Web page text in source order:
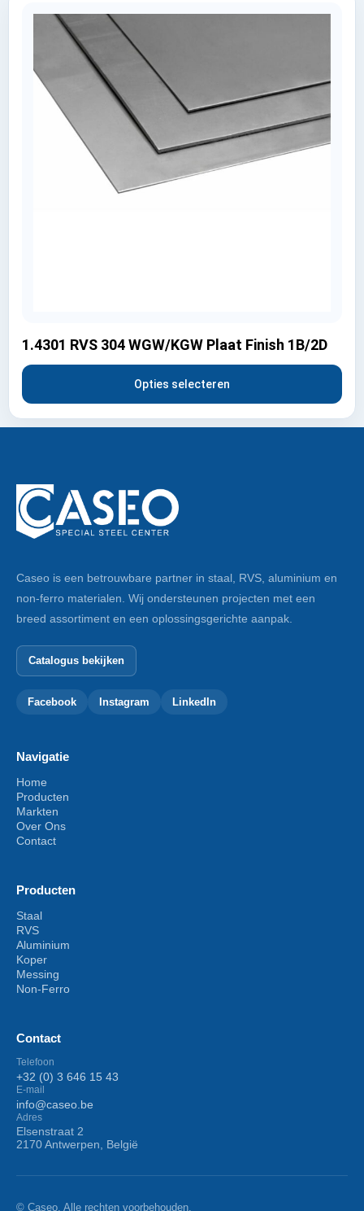
1.4301 RVS 304 WGW/KGW Plaat Finish 1B/2D
Opties selecteren
Caseo is een betrouwbare partner in staal, RVS, aluminium en
non-ferro materialen. Wij ondersteunen projecten met een
breed assortiment en een oplossingsgerichte aanpak.
Catalogus bekijken
Facebook Instagram LinkedIn
Navigatie
Home
Producten
Markten
Over Ons
Contact
Producten
Staal
RVS
Aluminium
Koper
Messing
Non-Ferro
Contact
Telefoon
+32 (0) 3 646 15 43
E-mail
info@caseo.be
Adres
Elsenstraat 2
2170 Antwerpen, België
© Caseo. Alle rechten voorbehouden.